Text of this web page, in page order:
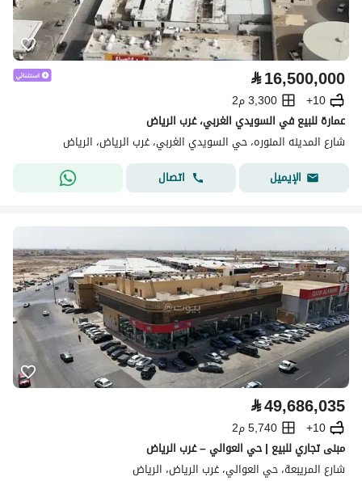
⃁16,500,000
10+
3,300 م2
عمارة للبيع في السويدي الغربي، غرب الرياض
شارع المدينه المنوره، حي السويدي الغربي، غرب الرياض، الرياض
الإيميل
اتصال
⃁49,686,035
10+
5,740 م2
مبنى تجاري للبيع | حي العوالي – غرب الرياض
شارع المريبعة، حي العوالي، غرب الرياض، الرياض